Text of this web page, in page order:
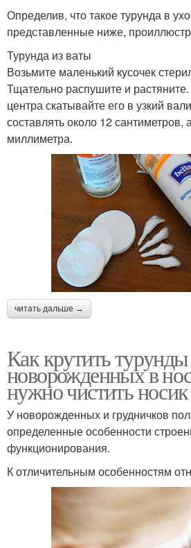
Определив, что такое турунда в
представленные ниже,
Турунда из ваты
Возьмите маленький кусочек
Тщательно распушите и
центра скатывайте его в узкий
составлять около 12 сантиметров,
миллиметра.
читать дальше →
Как крутить
новорожденных в
нужно чистить
У новорожденных и грудничков
определенные особенности
функционирования.
К отличительным особенностям